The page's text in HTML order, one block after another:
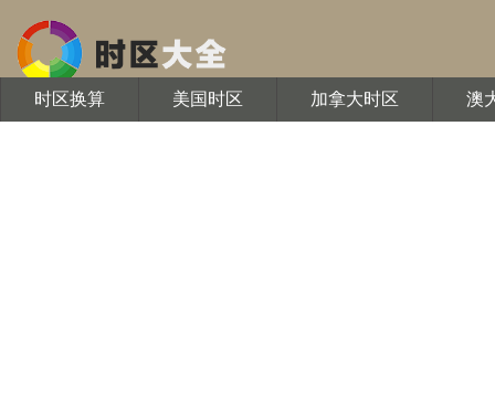
时区换算 美国时区 加拿大时区 澳